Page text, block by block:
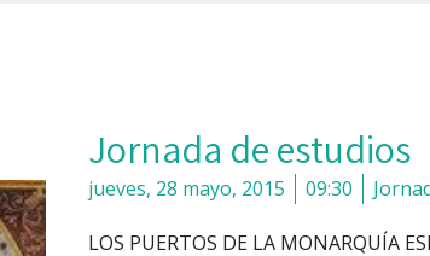
Jornada de estudios
jueves, 28 mayo, 2015 09:30
LOS PUERTOS DE LA MONARQUÍA